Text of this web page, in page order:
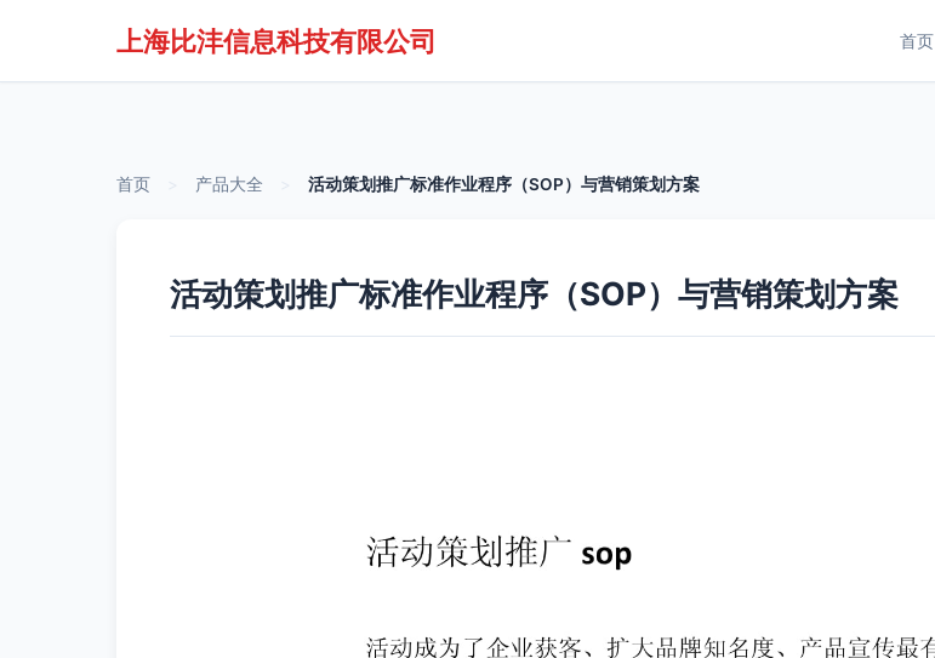
上海比沣信息科技有限公司 首页
首页 产品大全 活动策划推广标准作业程序（SOP）与营销策划方案
活动策划推广标准作业程序（SOP）与营销策划方案